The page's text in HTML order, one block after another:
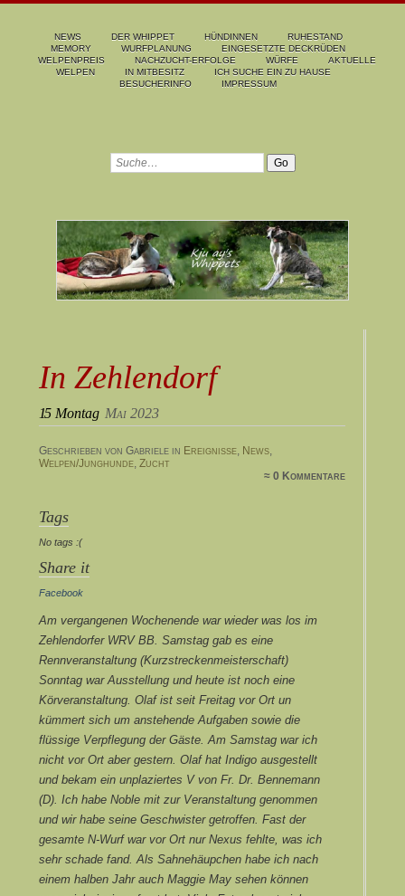
NEWS DER WHIPPET HÜNDINNEN
RUHESTAND
MEMORY
WURFPLANUNG
EINGESETZTE DECKRÜDEN
WELPENPREIS
NACHZUCHT-ERFOLGE WÜRFE
AKTUELLE
WELPEN
IN MITBESITZ
ICH SUCHE EIN ZU HAUSE
BESUCHERINFO
IMPRESSUM
In Zehlendorf
15 Montag Mai 2023
Geschrieben von Gabriele in Ereignisse, News,
Welpen/Junghunde, Zucht
≈ 0 Kommentare
Tags
No tags :(
Share it
Facebook
Am vergangenen Wochenende war wieder was los im
Zehlendorfer WRV BB. Samstag gab es eine
Rennveranstaltung (Kurzstreckenmeisterschaft)
Sonntag war Ausstellung und heute ist noch eine
Körveranstaltung. Olaf ist seit Freitag vor Ort un
kümmert sich um anstehende Aufgaben sowie die
flüssige Verpflegung der Gäste. Am Samstag war ich
nicht vor Ort aber gestern. Olaf hat Indigo ausgestellt
und bekam ein unplaziertes V von Fr. Dr. Bennemann
(D). Ich habe Noble mit zur Veranstaltung genommen
und wir habe seine Geschwister getroffen. Fast der
gesamte N-Wurf war vor Ort nur Nexus fehlte, was ich
sehr schade fand. Als Sahnehäupchen habe ich nach
einem halben Jahr auch Maggie May sehen können